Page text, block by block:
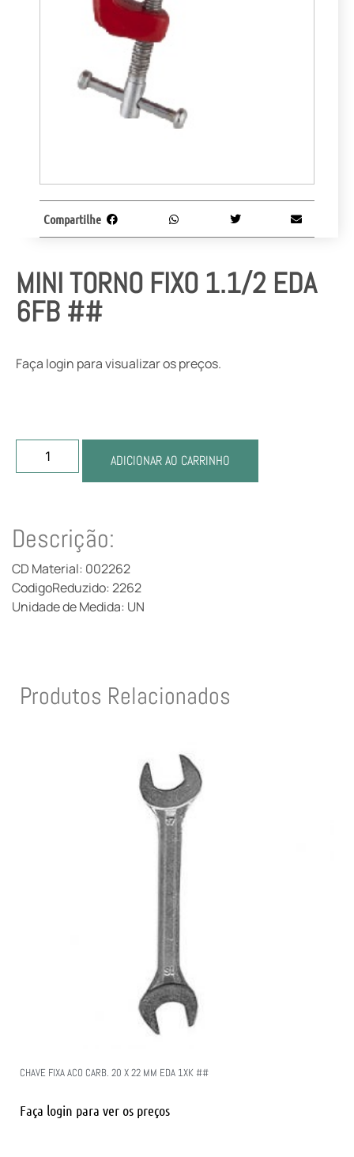
MINI TORNO FIXO 1.1/2 EDA
6FB ##
Faça login para visualizar os preços.
ADICIONAR AO CARRINHO
Compartilhe
Descrição:
CD Material: 002262
CodigoReduzido: 2262
Unidade de Medida: UN
Produtos Relacionados
CHAVE FIXA ACO CARB. 20 X 22 MM EDA 1XK ##
Faça login para ver os preços